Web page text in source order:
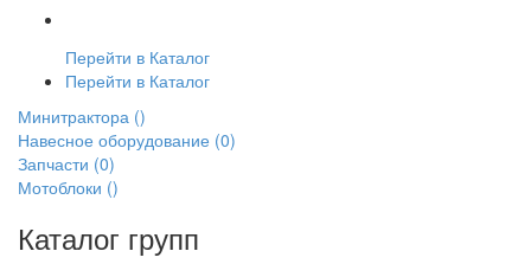
Перейти в Каталог
Перейти в Каталог
Минитрактора ()
Навесное оборудование (0)
Запчасти (0)
Мотоблоки ()
Каталог групп